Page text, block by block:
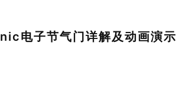
电子节气门详解及动画演示